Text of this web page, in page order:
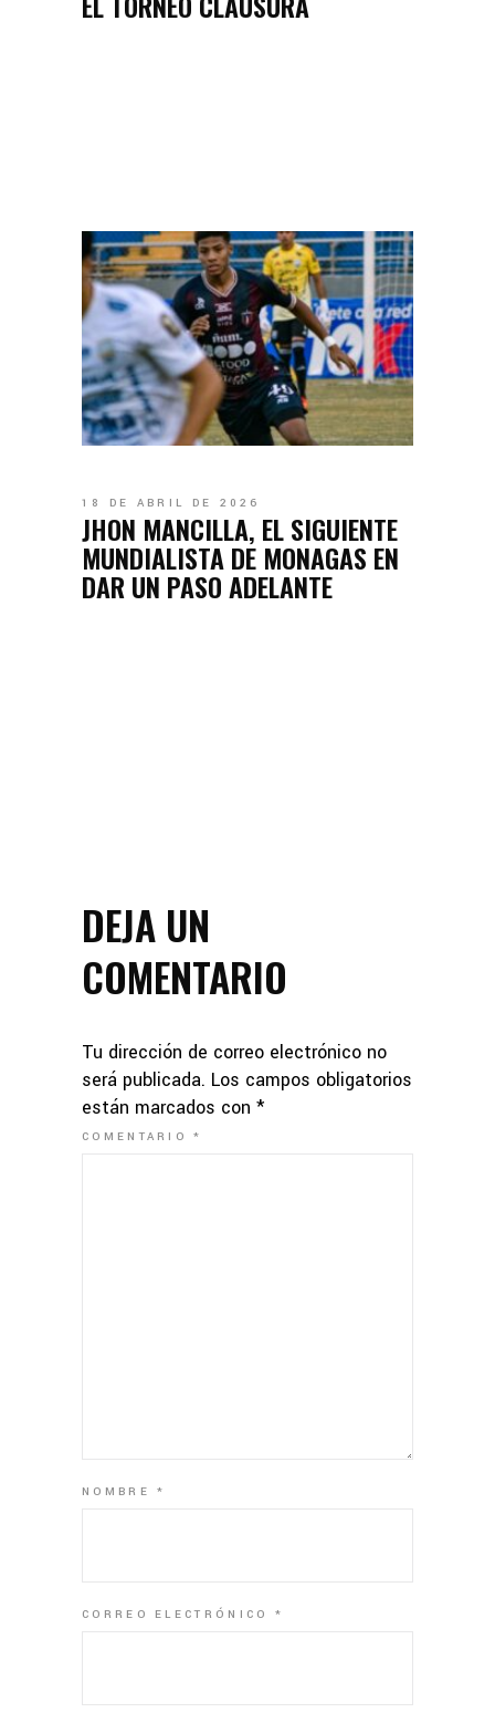
18 DE ABRIL DE 2026
JHON MANCILLA, EL SIGUIENTE
MUNDIALISTA DE MONAGAS EN
DAR UN PASO ADELANTE
DEJA UN
COMENTARIO
Tu dirección de correo electrónico no
será publicada. Los campos obligatorios
están marcados con *
COMENTARIO*
NOMBRE*
CORREO ELECTRÓNICO *